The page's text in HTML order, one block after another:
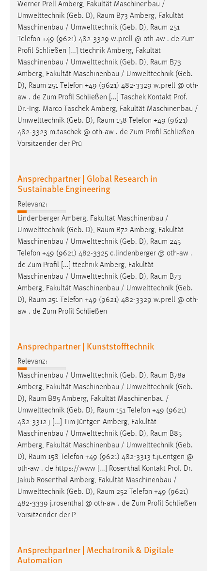
Werner Prell Amberg, Fakultät Maschinenbau /
Umwelttechnik (Geb. D), Raum B73 Amberg, Fakultät
Maschinenbau / Umwelttechnik (Geb. D), Raum 251
Telefon +49 (9621) 482-3329 w.prell @ oth-aw . de Zum
Profil Schließen [...] ttechnik Amberg, Fakultät
Maschinenbau / Umwelttechnik (Geb. D), Raum B73
Amberg, Fakultät Maschinenbau / Umwelttechnik (Geb.
D), Raum 251 Telefon +49 (9621) 482-3329 w.prell @ oth-
aw . de Zum Profil Schließen [...] Taschek Kontakt Prof.
Dr.-Ing. Marco Taschek Amberg, Fakultät Maschinenbau /
Umwelttechnik (Geb. D), Raum 158 Telefon +49 (9621)
482-3323 m.taschek @ oth-aw . de Zum Profil Schließen
Vorsitzender der Prü
Ansprechpartner | Global Research in
Sustainable Engineering
Relevanz:
Lindenberger Amberg, Fakultät Maschinenbau /
Umwelttechnik (Geb. D), Raum B72 Amberg, Fakultät
Maschinenbau / Umwelttechnik (Geb. D), Raum 245
Telefon +49 (9621) 482-3325 c.lindenberger @ oth-aw .
de Zum Profil [...] ttechnik Amberg, Fakultät
Maschinenbau / Umwelttechnik (Geb. D), Raum B73
Amberg, Fakultät Maschinenbau / Umwelttechnik (Geb.
D), Raum 251 Telefon +49 (9621) 482-3329 w.prell @ oth-
aw . de Zum Profil Schließen
Ansprechpartner | Kunststofftechnik
Relevanz:
Maschinenbau / Umwelttechnik (Geb. D), Raum B78a
Amberg, Fakultät Maschinenbau / Umwelttechnik (Geb.
D), Raum B85 Amberg, Fakultät Maschinenbau /
Umwelttechnik (Geb. D), Raum 151 Telefon +49 (9621)
482-3312 j [...] Tim Jüntgen Amberg, Fakultät
Maschinenbau / Umwelttechnik (Geb. D), Raum B85
Amberg, Fakultät Maschinenbau / Umwelttechnik (Geb.
D), Raum 158 Telefon +49 (9621) 482-3313 t.juentgen @
oth-aw . de https://www [...] Rosenthal Kontakt Prof. Dr.
Jakub Rosenthal Amberg, Fakultät Maschinenbau /
Umwelttechnik (Geb. D), Raum 252 Telefon +49 (9621)
482-3339 j.rosenthal @ oth-aw . de Zum Profil Schließen
Vorsitzender der P
Ansprechpartner | Mechatronik & Digitale
Automation